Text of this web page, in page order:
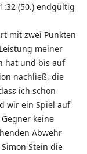
(50.) endgültig
mit zwei Punkten
meiner
hat und bis auf
nachließ, die
ich schon
wir ein Spiel auf
keine
Abwehr
Stein die